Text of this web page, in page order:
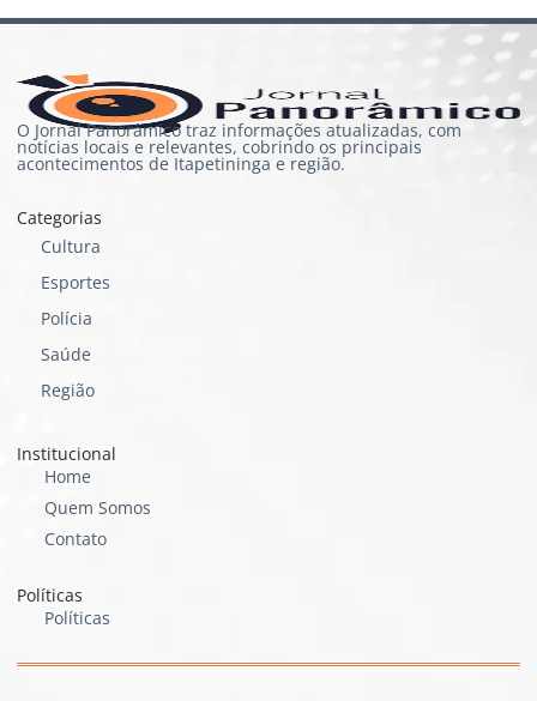
O Jornal Panorâmico traz informações atualizadas, com
notícias locais e relevantes, cobrindo os principais
acontecimentos de Itapetininga e região.
Categorias
Cultura
Esportes
Polícia
Saúde
Região
Institucional
Home
Quem Somos
Contato
Políticas
Políticas